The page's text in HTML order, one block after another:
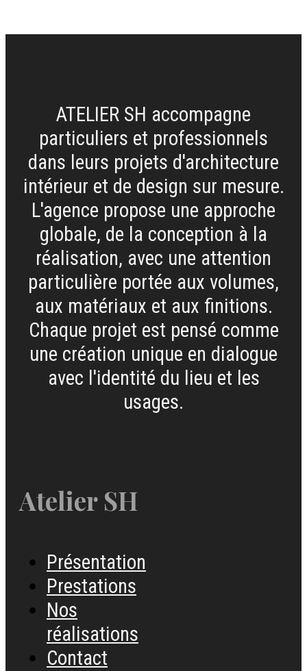
ATELIER SH accompagne
particuliers et professionnels
dans leurs projets d'architecture
intérieur et de design sur mesure.
L'agence propose une approche
globale, de la conception à la
réalisation, avec une attention
particulière portée aux volumes,
aux matériaux et aux finitions.
Chaque projet est pensé comme
une création unique en dialogue
avec l'identité du lieu et les
usages.
Atelier SH
Présentation
Prestations
Nos
réalisations
Contact